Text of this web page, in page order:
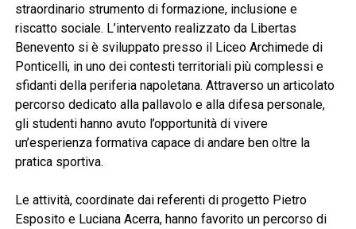
straordinario strumento di formazione, inclusione e
riscatto sociale. L’intervento realizzato da Libertas
Benevento si è sviluppato presso il Liceo Archimede di
Ponticelli, in uno dei contesti territoriali più complessi e
sfidanti della periferia napoletana. Attraverso un articolato
percorso dedicato alla pallavolo e alla difesa personale,
gli studenti hanno avuto l’opportunità di vivere
un’esperienza formativa capace di andare ben oltre la
pratica sportiva.
Le attività, coordinate dai referenti di progetto Pietro
Esposito e Luciana Acerra, hanno favorito un percorso di